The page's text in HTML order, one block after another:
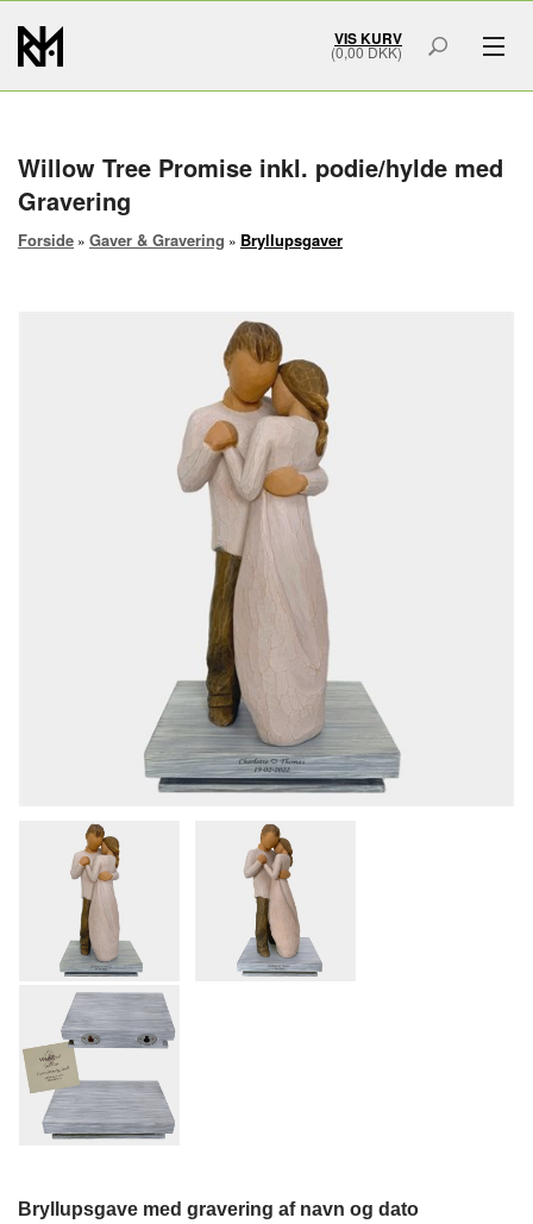
VIS KURV
(0,00 DKK)
MÆRKER
SMYKKER
OM OS
KØB & BETALING
LEVERING & AFHENTNING
HANDELSBETINGELSER SØG
Willow Tree Promise inkl. podie/hylde med
Gravering
Forside » Gaver & Gravering » Bryllupsgaver
Bryllupsgave med gravering af navn og dato